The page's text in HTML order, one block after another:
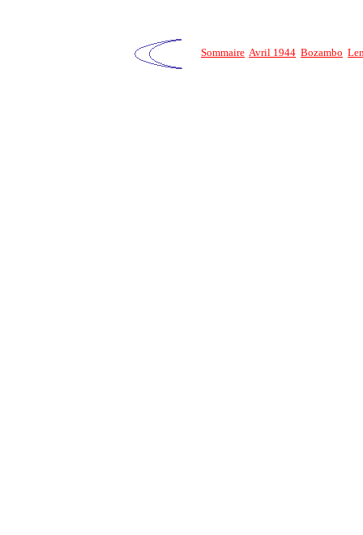
Sommaire Avril 1944 Bozambo